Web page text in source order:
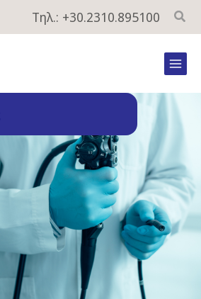
Τηλ.: +30.2310.895100